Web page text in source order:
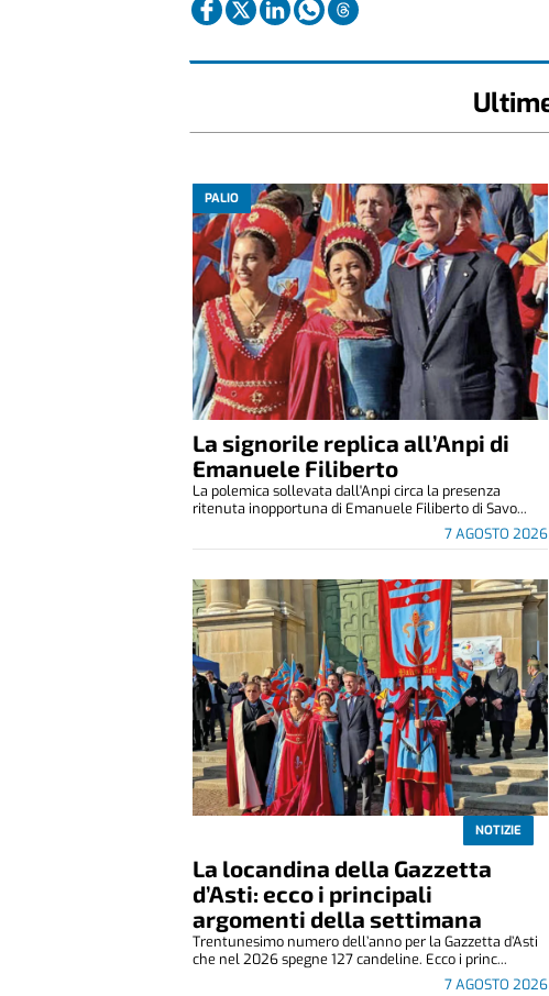
PALIO
La signorile replica all’Anpi di
Emanuele Filiberto
7 AGOSTO 2026
La polemica sollevata dall'Anpi circa la presenza
ritenuta inopportuna di Emanuele Filiberto di Savo...
NOTIZIE
La locandina della Gazzetta
d’Asti: ecco i principali
argomenti della settimana
7 AGOSTO 2026
Trentunesimo numero dell’anno per la Gazzetta d’Asti
che nel 2026 spegne 127 candeline. Ecco i princ...